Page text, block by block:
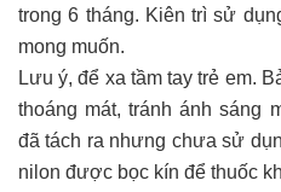
trong 6 tháng. Kiên trì sử
mong muốn.
Lưu ý, để xa tầm tay trẻ em.
thoáng mát, tránh ánh sáng
đã tách ra nhưng chưa sử
nilon được bọc kín để thuốc